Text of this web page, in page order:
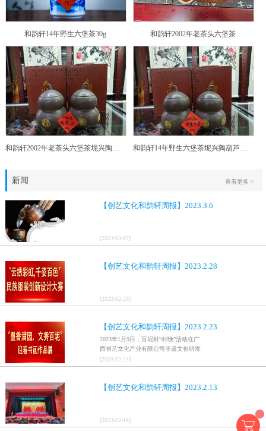
和韵轩14年野生六堡茶30g 和韵轩2002年老茶头六堡茶
和韵轩2002年老茶头六堡茶坭兴陶葫芦茶罐 和韵轩14年野生六堡茶坭兴陶葫芦茶罐
新闻
【创艺文化和韵轩周报】2023.3.6
[2023-03-07]
【创艺文化和韵轩周报】2023.2.28
[2023-02-28]
【创艺文化和韵轩周报】2023.2.23
2023年1月9日，百坭村“村晚”活动在广
西创艺文化产业有限公司非遗文创研发
基地、百色市乐业县百坭壮族织布技艺
传承创意基地正式开启，活动紧扣“启航
村特色设计舞美，突出乡村文艺新体
[2023-02-24]
【创艺文化和韵轩周报】2023.2.13
[2023-02-14]
查看更多 >